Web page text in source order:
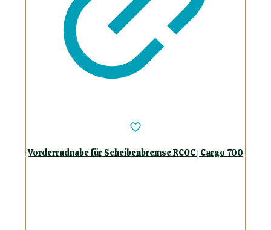
Vorderradnabe für Scheibenbremse RCOC | Cargo 700